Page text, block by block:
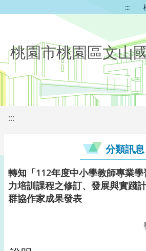
:::
桃園市桃園區文山
:::
分類訊息
轉知「112年度中小學教師專業
力培訓課程之修訂、發展與實踐
群協作家成果發表